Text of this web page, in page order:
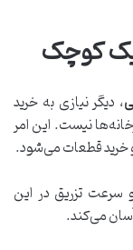
کوچک
، دیگر نیازی به خرید
نیست. این امر
خرید قطعات می‌شود.
سرعت تزریق در این
آسان می‌کند.